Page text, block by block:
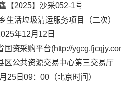
【2025】沙采052-1号
生活垃圾清运服务项目（二次）
年12月 12 日
国资采购平台(http://
区公共资源交易中心第三交易厅
月 25 日 09： 00（北京时间）